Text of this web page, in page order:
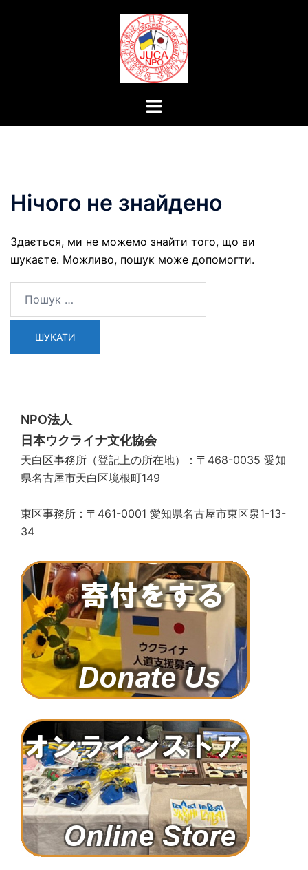
Перемикач
Нічого не знайдено
Здається, ми не можемо знайти того, що ви
шукаєте. Можливо, пошук може допомогти.
NPO法人
日本ウクライナ文化協会
天白区事務所（登記上の所在地）：〒468-0035 愛知
県名古屋市天白区境根町149
東区事務所：〒461-0001 愛知県名古屋市東区泉1-13-
34